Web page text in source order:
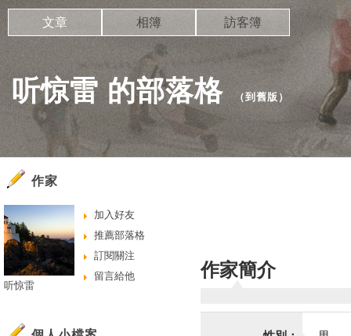
听惊雷 的部落格 （到舊版 ）
文章 相簿 訪客簿
作家簡介
作家
加入好友
推薦部落格
訂閱關注
留言給他
听惊雷